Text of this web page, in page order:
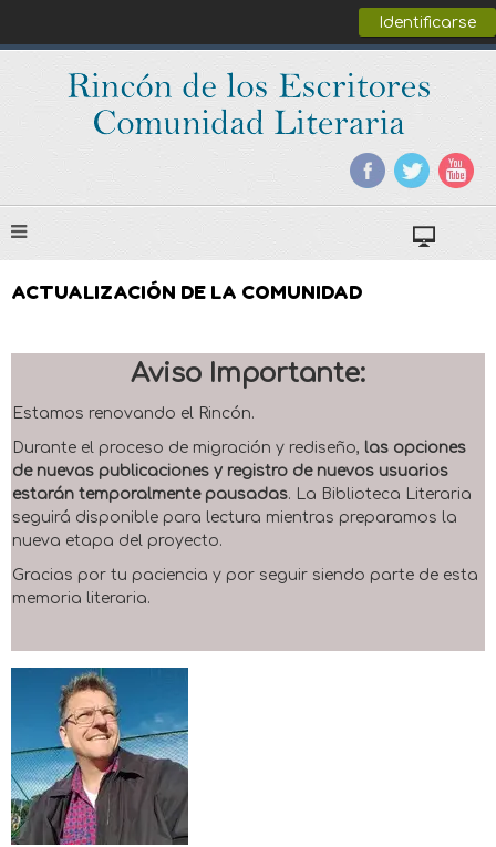
Identificarse
ACTUALIZACIÓN DE LA COMUNIDAD
Aviso Importante:
Estamos renovando el Rincón.
Durante el proceso de migración y rediseño, las opciones
de nuevas publicaciones y registro de nuevos usuarios
estarán temporalmente pausadas. La Biblioteca Literaria
seguirá disponible para lectura mientras preparamos la
nueva etapa del proyecto.
Gracias por tu paciencia y por seguir siendo parte de esta
memoria literaria.